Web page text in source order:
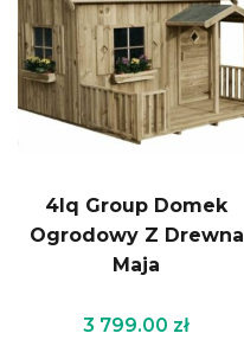
4Iq Group Domek
Ogrodowy Z Drewna
Maja
3 799.00 zł